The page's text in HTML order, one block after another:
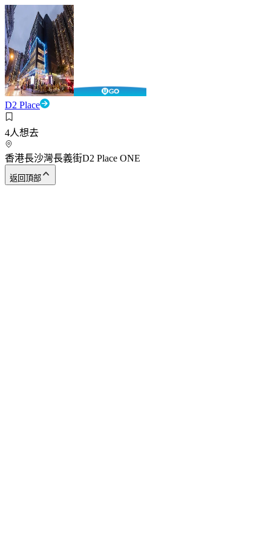
D2 Place
4人想去
香港長沙灣長義街D2 Place ONE
返回頂部